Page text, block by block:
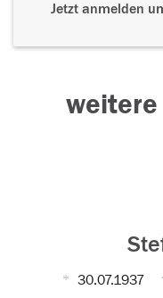
Jetzt anmelden
weitere
30.07.1937